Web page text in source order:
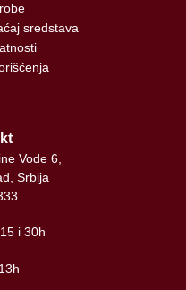
sredstava
Vode 6,
Srbija
i 30h